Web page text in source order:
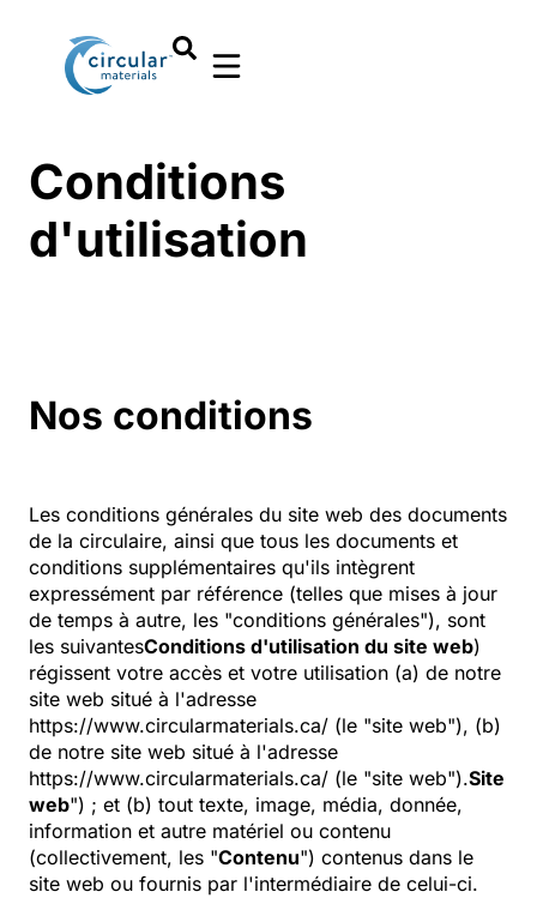
Conditions
d'utilisation
Nos conditions
Les conditions générales du site web des documents
de la circulaire, ainsi que tous les documents et
conditions supplémentaires qu'ils intègrent
expressément par référence (telles que mises à jour
de temps à autre, les "conditions générales"), sont
les suivantesConditions d'utilisation du site web)
régissent votre accès et votre utilisation (a) de notre
site web situé à l'adresse
https://www.circularmaterials.ca/ (le "site web"), (b)
de notre site web situé à l'adresse
https://www.circularmaterials.ca/ (le "site web").Site
web") ; et (b) tout texte, image, média, donnée,
information et autre matériel ou contenu
(collectivement, les "Contenu") contenus dans le
site web ou fournis par l'intermédiaire de celui-ci.